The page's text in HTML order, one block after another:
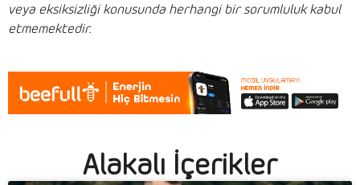
veya eksiksizliği konusunda herhangi bir sorumluluk kabul
etmemektedir.
Alakalı İçerikler